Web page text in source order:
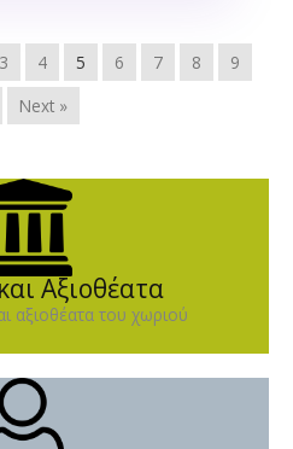
3 4 5 6 7 8
9
Next »
Αξιοθέατα
αξιοθέατα του χωριού